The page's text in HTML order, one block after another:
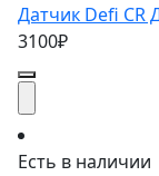
Датчик Defi CR
3100₽
Есть в наличии